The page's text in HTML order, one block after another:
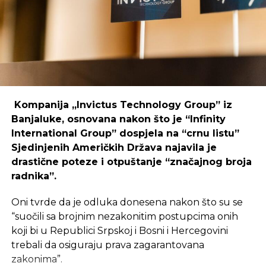
regijama koje nisu urbani centri, ali zahtijeva
podršku i ulaganja koja će omogućiti dugoročnu
održivost ovakvih inicijativa.
Ulaganje u coworking prostor u Čapljini moglo bi
postati ključan korak prema stvaranju napredne
poslovne klime, privlačenju novih profesionalaca te
nove projekte i lokalnu ekonomiju.
Kompanija „Invictus Technology Group” iz
Banjaluke, osnovana nakon što je “Infinity
International Group” dospjela na “crnu listu”
Sjedinjenih Američkih Država najavila je
drastične poteze i otpuštanje “značajnog broja
radnika”.
Oni tvrde da je odluka donesena nakon što su se
“suočili sa brojnim nezakonitim postupcima onih
koji bi u Republici Srpskoj i Bosni i Hercegovini
trebali da osiguraju prava zagarantovana
zakonima”.